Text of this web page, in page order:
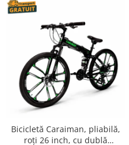
Bicicletă Caraiman, pliabilă,
roți 26 inch, cu dublă